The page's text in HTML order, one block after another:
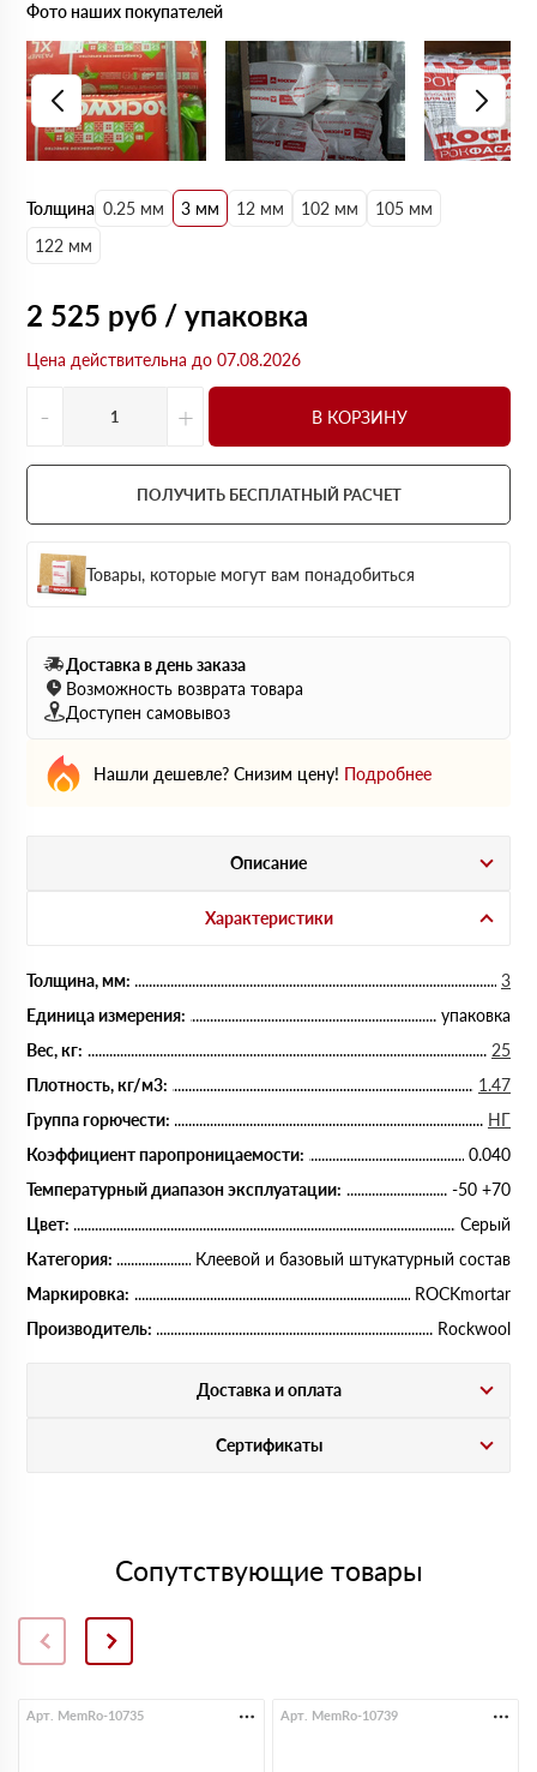
Толщина 0.25 мм 3 мм 12 мм 102 мм
105 мм
122 мм
2 525 руб / упаковка
Цена действительна до 07.08.2026
- + В КОРЗИНУ
ПОЛУЧИТЬ БЕСПЛАТНЫЙ РАСЧЕТ
Товары, которые могут вам понадобиться
Доставка в день заказа
Возможность возврата товара
Доступен самовывоз
Нашли дешевле? Снизим цену! Подробнее
Фото наших покупателей
Описание
Характеристики
Толщина, мм:
3
Единица измерения:
упаковка
Вес, кг:
25
Плотность, кг/м3:
1.47
Группа горючести:
НГ
Коэффициент паропроницаемости:
0.040
Температурный диапазон эксплуатации:
-50 +70
Цвет:
Серый
Категория:
Клеевой и базовый штукатурный состав
Маркировка:
ROCKmortar
Производитель:
Rockwool
Доставка и оплата
Сертификаты
Сопутствующие товары
Арт. MemRo-10735 Арт. MemRo-10739